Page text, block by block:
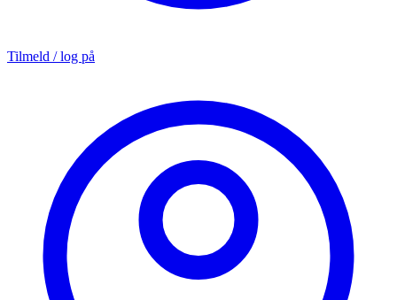
Tilmeld / log på